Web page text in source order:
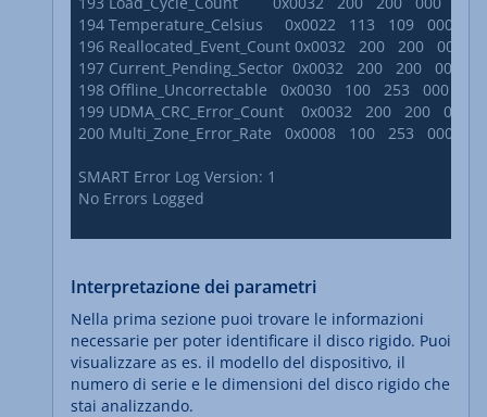
194 Temperature_Celsius     0x0022   113   109   000
196 Reallocated_Event_Count 0x0032   200   200   000
197 Current_Pending_Sector  0x0032   200   200   000
198 Offline_Uncorrectable   0x0030   100   253   000
199 UDMA_CRC_Error_Count    0x0032   200   200   000
200 Multi_Zone_Error_Rate   0x0008   100   253   000
SMART Error Log Version: 1
No Errors Logged
Interpretazione dei parametri
Nella prima sezione puoi trovare le informazioni
necessarie per poter identificare il disco rigido. Puoi
visualizzare as es. il modello del dispositivo, il
numero di serie e le dimensioni del disco rigido che
stai analizzando.